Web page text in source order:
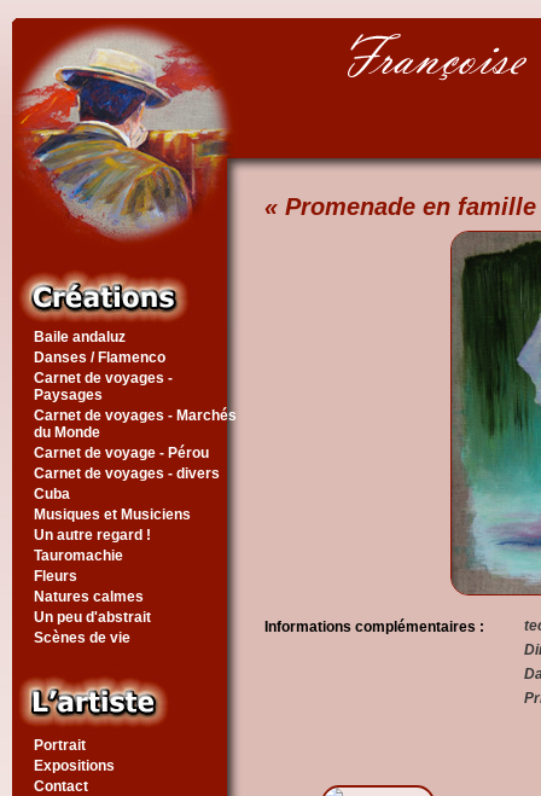
Baile andaluz
Danses / Flamenco
Carnet de voyages -
Paysages
Carnet de voyages - Marchés
du Monde
Carnet de voyage - Pérou
Carnet de voyages - divers
Cuba
Musiques et Musiciens
Un autre regard !
Tauromachie
Fleurs
Natures calmes
Un peu d'abstrait
Scènes de vie
Portrait
Expositions
Contact
« Promenade en famille
Informations complémentaires :